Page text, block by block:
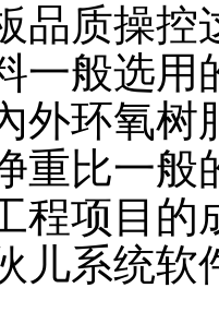
品质操控
一般选
外环氧
重比一般
程项目的
儿系统软